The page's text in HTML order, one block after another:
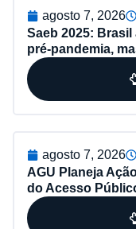
agosto 7, 2026
Saeb 2025:
pré-pandemia,
agosto 7, 2026
AGU Planeja
do Acesso